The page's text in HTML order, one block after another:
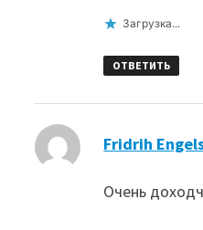
Загрузка...
ОТВЕТИТЬ
Fridrih
Очень